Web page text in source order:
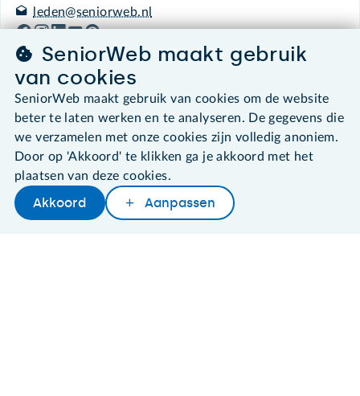
Later lezen Delen Woordenboek
leden@seniorweb.nl
©2026 SeniorWeb
Algemene voorwaarden
Cookies en cookie-instellingen
Disclaimer
Privacybeleid
About SeniorWeb
SeniorWeb maakt gebruik
van cookies
SeniorWeb maakt gebruik van cookies om de website
beter te laten werken en te analyseren. De gegevens die
we verzamelen met onze cookies zijn volledig anoniem.
Door op 'Akkoord' te klikken ga je akkoord met het
plaatsen van deze cookies.
Akkoord Aanpassen